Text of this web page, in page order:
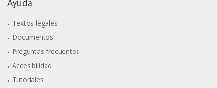
Ayuda
Textos legales
Documentos
Preguntas frecuentes
Accesibilidad
Tutoriales